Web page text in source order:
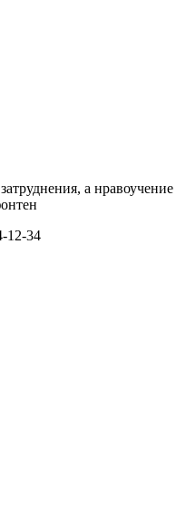
а нравоучение
12-34